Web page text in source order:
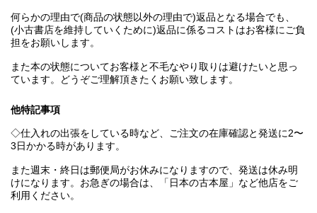
何らかの理由で(商品の状態以外の理由で)返品となる場合でも、
(小古書店を維持していくために)返品に係るコストはお客様にご負
担をお願いします。
また本の状態についてお客様と不毛なやり取りは避けたいと思っ
ています。どうぞご理解頂きたくお願い致します。
他特記事項
◇仕入れの出張をしている時など、ご注文の在庫確認と発送に2〜
3日かかる時があります。
また週末・終日は郵便局がお休みになりますので、発送は休み明
けになります。お急ぎの場合は、「日本の古本屋」など他店をご
利用ください。